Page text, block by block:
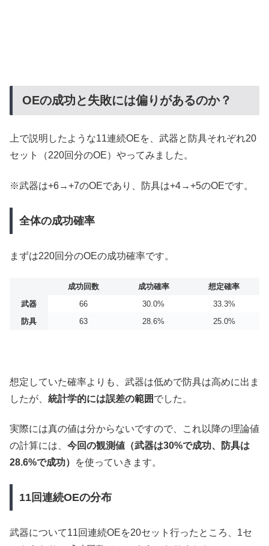
OEの成功と失敗には偏りがあるのか？
上で説明したような11連続OEを、武器と防具それぞれ20
セット（220回分のOE）やってみました。
※武器は+6→+7のOEであり、防具は+4→+5のOEです。
全体の成功確率
まずは220回分のOEの成功確率です。
成功回数 成功確率
想定確率
武器
66 30.0%
33.3%
防具
63 28.6% 25.0%
想定していた確率よりも、武器は低めで防具は高めに出ま
したが、 統計学的には誤差の範囲でした。
実際には真の値は分からないですので、これ以降の理論値
の計算には、 今回の観測値（武器は30%で成功、防具は
28.6%で成功）
を使っていきます。
11回連続OEの分布
武器について11回連続OEを20セット行ったところ、1セ